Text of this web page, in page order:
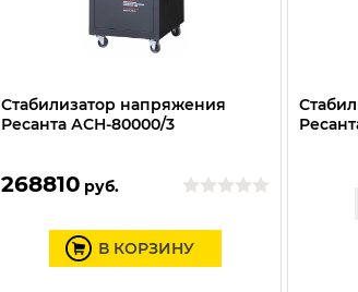
Стабилизатор напряжения
Ресанта АСН-80000/3
268810 руб.
В КОРЗИНУ